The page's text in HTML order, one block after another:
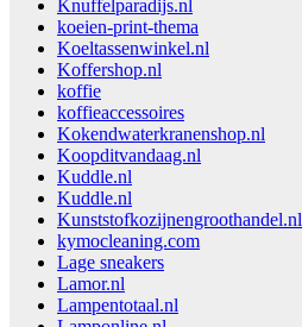
Knuffelparadijs.nl
koeien-print-thema
Koeltassenwinkel.nl
Koffershop.nl
koffie
koffieaccessoires
Kokendwaterkranenshop.nl
Koopditvandaag.nl
Kuddle.nl
Kuddle.nl
Kunststofkozijnengroothandel.nl
kymocleaning.com
Lage sneakers
Lamor.nl
Lampentotaal.nl